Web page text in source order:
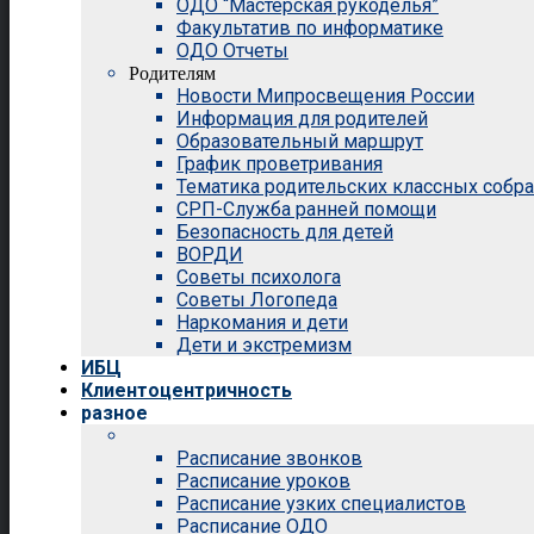
ОДО “Мастерская рукоделья”
Факультатив по информатике
ОДО Отчеты
Родителям
Новости Мипросвещения России
Информация для родителей
Образовательный маршрут
График проветривания
Тематика родительских классных
СРП-Служба ранней помощи
Безопасность для детей
ВОРДИ
Советы психолога
Советы Логопеда
Наркомания и дети
Дети и экстремизм
ИБЦ
Клиентоцентричность
разное
Расписание звонков
Расписание уроков
Расписание узких специалистов
Расписание ОДО